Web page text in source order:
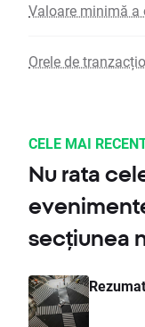
Valoare minimă a
Orele de
CELE MAI
Nu rata
secțiunea